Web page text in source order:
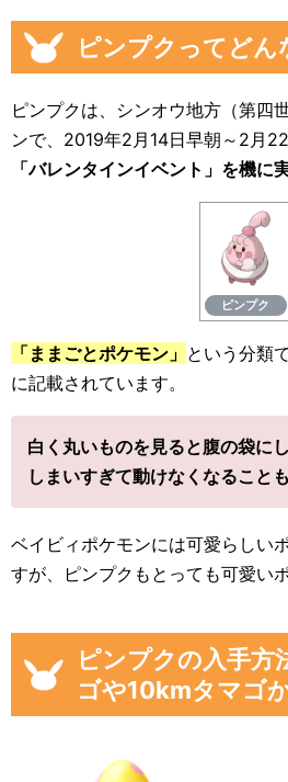
ピンプクってどん
ピンプクは、シンオウ地方（第四
ンで、2019年2月14日早朝～2月
「バレンタインイベント」を機に
ピンプク
「ままごとポケモン」 という分類
に記載されています。
白く丸いものを見ると腹の袋にし
しまいすぎて動けなくなること
ベイビィポケモンには可愛らしい
すが、ピンプクもとっても可愛い
ピンプクの入手方
ゴや10kmタマゴ